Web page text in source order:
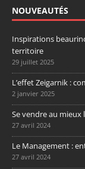
NOUVEAUTÉS
Inspirations
territoire
29 juillet 2025
L’effet Zeigarnik :
2 janvier 2025
Se vendre au
27 avril 2024
Le Management :
27 avril 2024